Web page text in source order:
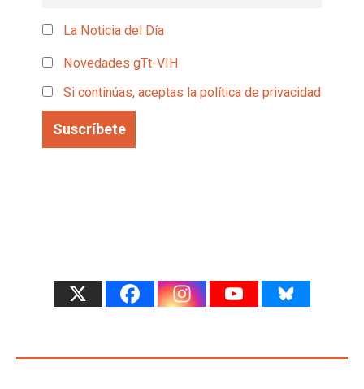
La Noticia del Día
Novedades gTt-VIH
Si continúas, aceptas la política de privacidad